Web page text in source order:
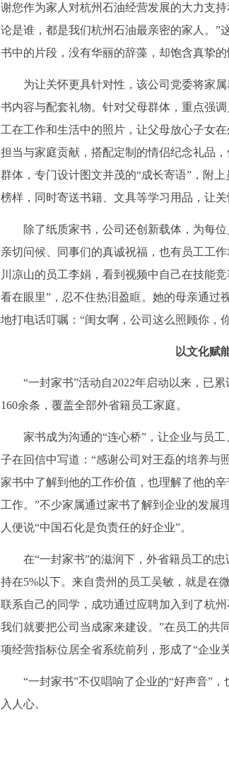
谢您作为家人对杭州石油经营发展的大力支
论是谁，都是我们杭州石油最亲密的家人。”
书中的片段，没有华丽的辞藻，却饱含真挚
为让关怀更具针对性，该公司党委将家属
书内容与配套礼物。针对父母群体，重点强
工在工作和生活中的照片，让父母放心子女
担当与家庭贡献，搭配定制的情侣纪念礼品
群体，专门设计图文并茂的“成长寄语”，附
榜样，同时寄送书籍、文具等学习用品，让关
除了纸质家书，公司还创新载体，为每位
亲切问候、同事们的真诚祝福，也有员工工
川凉山的员工李娟，看到视频中自己在技能
看在眼里”，忍不住热泪盈眶。她的母亲通过
地打电话叮嘱：“闺女啊，公司这么照顾你，
以文化赋
“一封家书”活动自2022年启动以来，已累
160余条，覆盖全部外省籍员工家庭。
家书成为沟通的“连心桥”，让企业与员工
子在回信中写道：“感谢公司对王磊的培养与
家书中了解到他的工作价值，也理解了他的
工作。”不少家属通过家书了解到企业的发展
人便说“中国石化是负责任的好企业”。
在“一封家书”的滋润下，外省籍员工的忠
持在5%以下。来自贵州的员工吴敏，就是在
联系自己的同学，成功通过应聘加入到了杭
我们就要把公司当成家来建设。”在员工的共
项经营指标位居全省系统前列，形成了“企业
“一封家书”不仅唱响了企业的“好声音”，
入人心。